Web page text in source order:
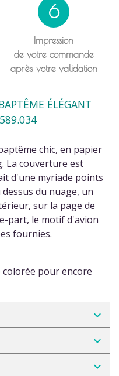
6
Impression
de votre commande
après votre validation
ÉLÉGANT
chic, en papier
La couverture est
d'une myriade points
du nuage, un
sur la page de
part, le motif d'avion
fournies.
pour encore
navigate_next
navigate_next
navigate_next